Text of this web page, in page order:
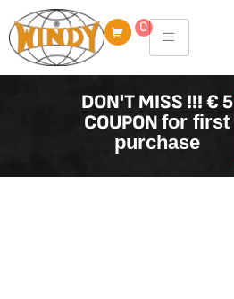
to
content
0
DON'T MISS !!! € 5
COUPONfor first
purchase